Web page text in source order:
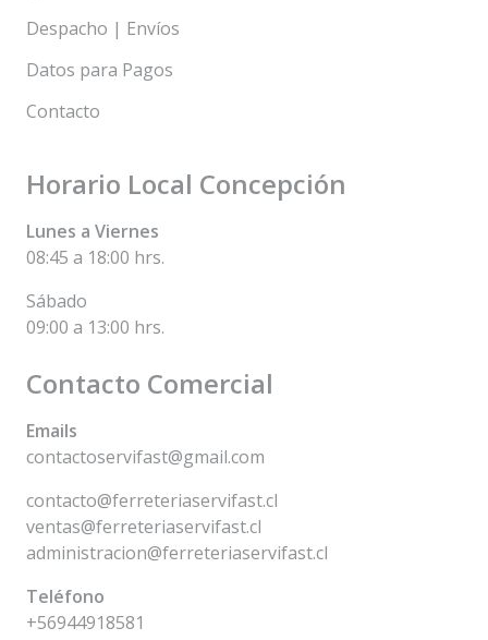
Despacho | Envíos
Datos para Pagos
Contacto
Horario Local Concepción
Lunes a Viernes
08:45 a 18:00 hrs.
Sábado
09:00 a 13:00 hrs.
Contacto Comercial
Emails
contactoservifast@gmail.com
contacto@ferreteriaservifast.cl
ventas@ferreteriaservifast.cl
administracion@ferreteriaservifast.cl
Teléfono
+56944918581